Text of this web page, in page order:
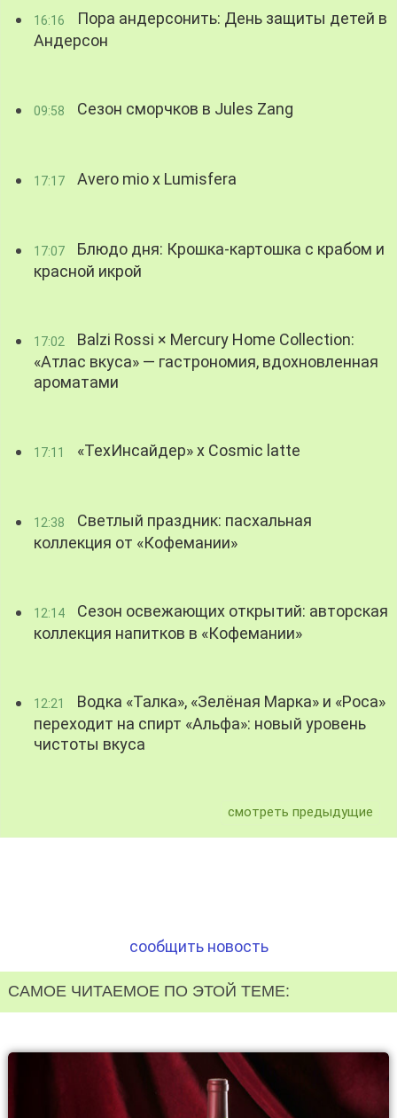
16:16
Пора андерсонить: День защиты детей в
Андерсон
09:58 Сезон сморчков в Jules Zang
17:17 Avero mio x Lumisfera
17:07
Блюдо дня: Крошка-картошка с крабом и
красной икрой
17:02
Balzi Rossi × Mercury Home Collection:
«Атлас вкуса» — гастрономия, вдохновленная
ароматами
17:11 «ТехИнсайдер» х Cosmic latte
12:38
Светлый праздник: пасхальная
коллекция от «Кофемании»
12:14
Сезон освежающих открытий: авторская
коллекция напитков в «Кофемании»
12:21
Водка «Талка», «Зелёная Марка» и «Роса»
переходит на спирт «Альфа»: новый уровень
чистоты вкуса
смотреть предыдущие
сообщить новость
САМОЕ ЧИТАЕМОЕ ПО ЭТОЙ ТЕМЕ: